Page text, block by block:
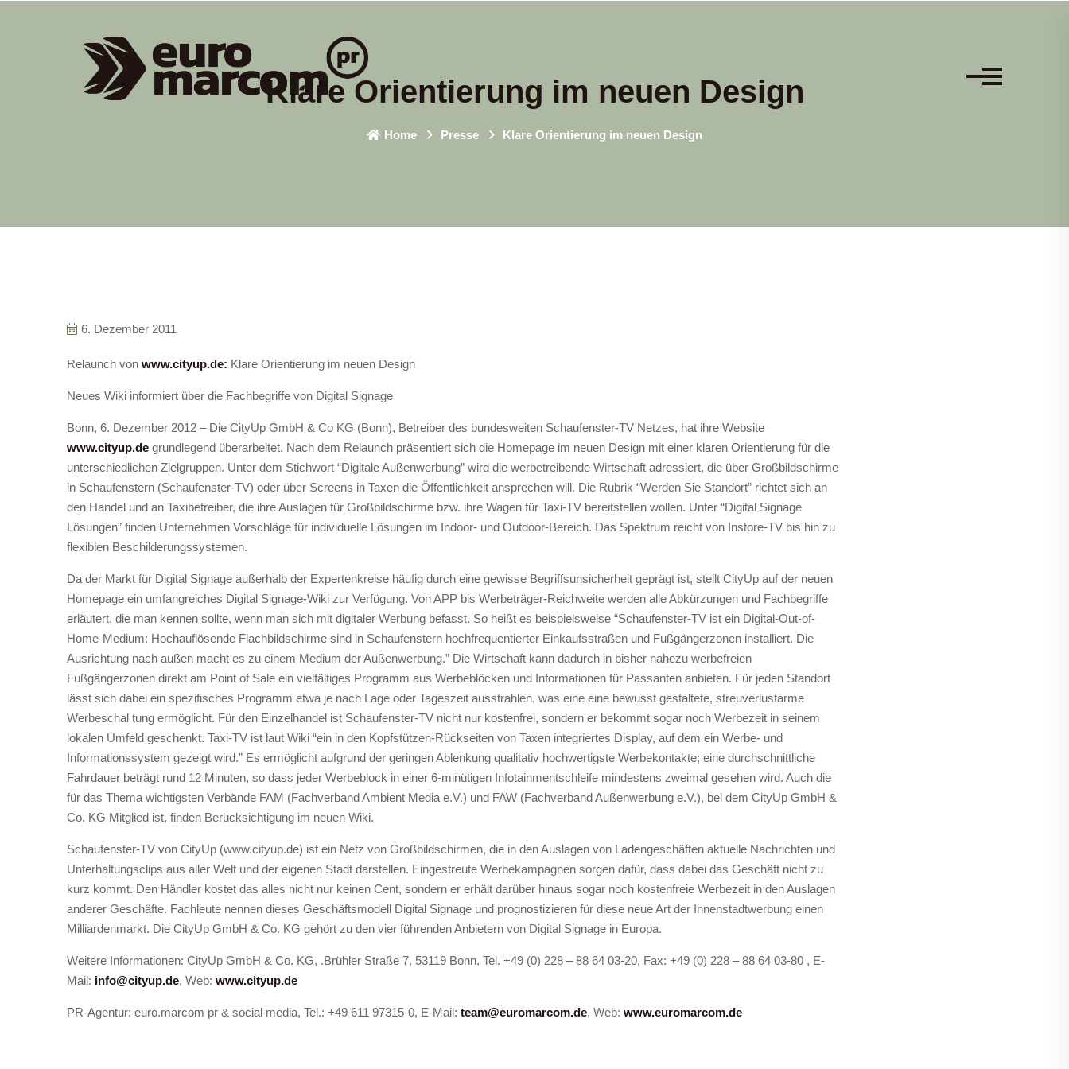
Klare Orientierung im neuen Design
Home Presse Klare Orientierung im neuen Design
6. Dezember 2011
Relaunch von www.cityup.de: Klare Orientierung im neuen Design
Neues Wiki informiert über die Fachbegriffe von Digital Signage
Bonn, 6. Dezember 2012 – Die CityUp GmbH & Co KG (Bonn), Betreiber des bundesweiten Schaufenster-TV Netzes, hat ihre Website
www.cityup.de grundlegend überarbeitet. Nach dem Relaunch präsentiert sich die Homepage im neuen Design mit einer klaren Orientierung für die
unterschiedlichen Zielgruppen. Unter dem Stichwort “Digitale Außenwerbung” wird die werbetreibende Wirtschaft adressiert, die über Großbildschirme
in Schaufenstern (Schaufenster-TV) oder über Screens in Taxen die Öffentlichkeit ansprechen will. Die Rubrik “Werden Sie Standort” richtet sich an
den Handel und an Taxibetreiber, die ihre Auslagen für Großbildschirme bzw. ihre Wagen für Taxi-TV bereitstellen wollen. Unter “Digital Signage
Lösungen” finden Unternehmen Vorschläge für individuelle Lösungen im Indoor- und Outdoor-Bereich. Das Spektrum reicht von Instore-TV bis hin zu
flexiblen Beschilderungssystemen.
Da der Markt für Digital Signage außerhalb der Expertenkreise häufig durch eine gewisse Begriffsunsicherheit geprägt ist, stellt CityUp auf der neuen
Homepage ein umfangreiches Digital Signage-Wiki zur Verfügung. Von APP bis Werbeträger-Reichweite werden alle Abkürzungen und Fachbegriffe
erläutert, die man kennen sollte, wenn man sich mit digitaler Werbung befasst. So heißt es beispielsweise “Schaufenster-TV ist ein Digital-Out-of-
Home-Medium: Hochauflösende Flachbildschirme sind in Schaufenstern hochfrequentierter Einkaufsstraßen und Fußgängerzonen installiert. Die
Ausrichtung nach außen macht es zu einem Medium der Außenwerbung.” Die Wirtschaft kann dadurch in bisher nahezu werbefreien
Fußgängerzonen direkt am Point of Sale ein vielfältiges Programm aus Werbeblöcken und Informationen für Passanten anbieten. Für jeden Standort
lässt sich dabei ein spezifisches Programm etwa je nach Lage oder Tageszeit ausstrahlen, was eine eine bewusst gestaltete, streuverlustarme
Werbeschal tung ermöglicht. Für den Einzelhandel ist Schaufenster-TV nicht nur kostenfrei, sondern er bekommt sogar noch Werbezeit in seinem
lokalen Umfeld geschenkt. Taxi-TV ist laut Wiki “ein in den Kopfstützen-Rückseiten von Taxen integriertes Display, auf dem ein Werbe- und
Informationssystem gezeigt wird.” Es ermöglicht aufgrund der geringen Ablenkung qualitativ hochwertigste Werbekontakte; eine durchschnittliche
Fahrdauer beträgt rund 12 Minuten, so dass jeder Werbeblock in einer 6-minütigen Infotainmentschleife mindestens zweimal gesehen wird. Auch die
für das Thema wichtigsten Verbände FAM (Fachverband Ambient Media e.V.) und FAW (Fachverband Außenwerbung e.V.), bei dem CityUp GmbH &
Co. KG Mitglied ist, finden Berücksichtigung im neuen Wiki.
Schaufenster-TV von CityUp (www.cityup.de) ist ein Netz von Großbildschirmen, die in den Auslagen von Ladengeschäften aktuelle Nachrichten und
Unterhaltungsclips aus aller Welt und der eigenen Stadt darstellen. Eingestreute Werbekampagnen sorgen dafür, dass dabei das Geschäft nicht zu
kurz kommt. Den Händler kostet das alles nicht nur keinen Cent, sondern er erhält darüber hinaus sogar noch kostenfreie Werbezeit in den Auslagen
anderer Geschäfte. Fachleute nennen dieses Geschäftsmodell Digital Signage und prognostizieren für diese neue Art der Innenstadtwerbung einen
Milliardenmarkt. Die CityUp GmbH & Co. KG gehört zu den vier führenden Anbietern von Digital Signage in Europa.
Weitere Informationen: CityUp GmbH & Co. KG, .Brühler Straße 7, 53119 Bonn, Tel. +49 (0) 228 – 88 64 03-20, Fax: +49 (0) 228 – 88 64 03-80 , E-
Mail: info@cityup.de, Web: www.cityup.de
PR-Agentur: euro.marcom pr & social media, Tel.: +49 611 97315-0, E-Mail: team@euromarcom.de, Web: www.euromarcom.de